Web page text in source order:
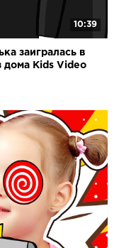
10:39
заигралась в
дома Kids Video